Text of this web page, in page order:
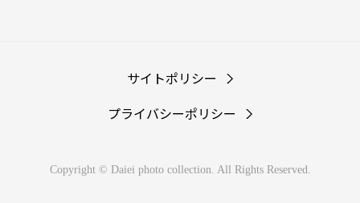
サイトポリシー
プライバシーポリシー
Copyright © Daiei photo collection. All Rights Reserved.